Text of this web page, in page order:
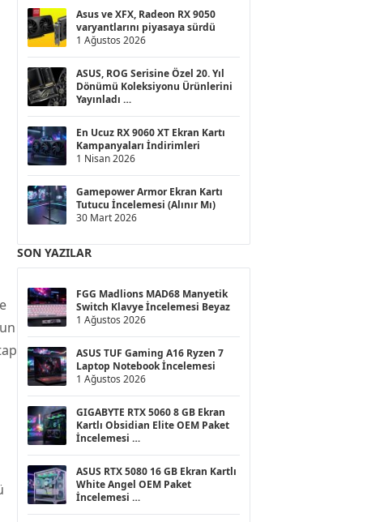
Asus ve XFX, Radeon RX 9050
varyantlarını piyasaya sürdü
1 Ağustos 2026
ASUS, ROG Serisine Özel 20. Yıl
Dönümü Koleksiyonu Ürünlerini
Yayınladı
En Ucuz RX 9060 XT Ekran Kartı
Kampanyaları İndirimleri
1 Nisan 2026
Gamepower Armor Ekran Kartı
Tutucu İncelemesi (Alınır Mı)
30 Mart 2026
SON YAZILAR
FGG Madlions MAD68 Manyetik
Switch Klavye İncelemesi Beyaz
1 Ağustos 2026
ASUS TUF Gaming A16 Ryzen 7
Laptop Notebook İncelemesi
1 Ağustos 2026
GIGABYTE RTX 5060 8 GB Ekran
Kartlı Obsidian Elite OEM Paket
İncelemesi
ASUS RTX 5080 16 GB Ekran Kartlı
White Angel OEM Paket
İncelemesi